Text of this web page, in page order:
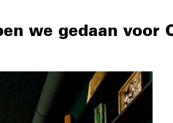
we gedaan voor